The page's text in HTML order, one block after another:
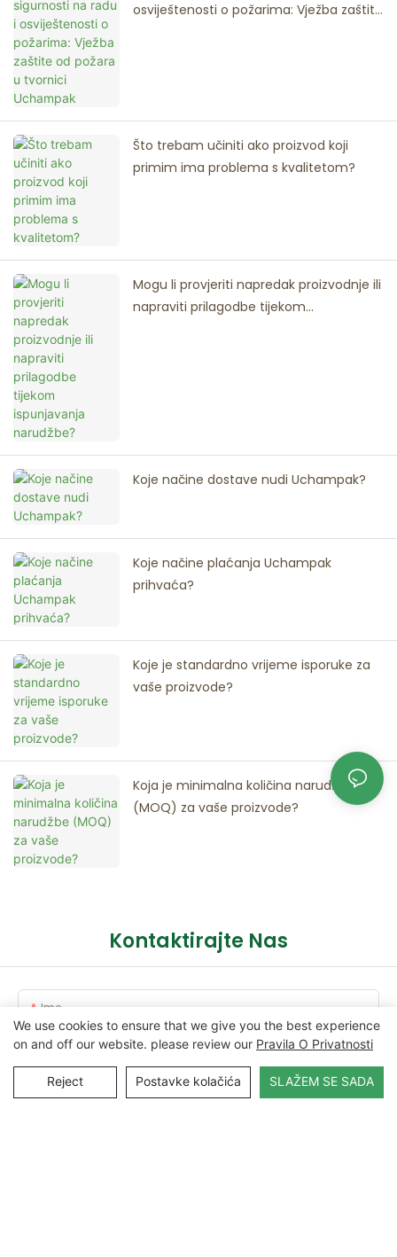
osviještenosti o požarima: Vježba zaštite
Što trebam učiniti ako proizvod koji
primim ima problema s kvalitetom?
Mogu li provjeriti napredak proizvodnje ili
napraviti prilagodbe tijekom
Koje načine dostave nudi Uchampak?
Koje načine plaćanja Uchampak
prihvaća?
Koje je standardno vrijeme isporuke za
vaše proizvode?
Koja je minimalna količina narudžbe
(MOQ) za vaše proizvode?
Kontaktirajte Nas
Ime
Sadržaj
We use cookies to ensure that we give you the best experience
on and off our website. please review our Pravila O Privatnosti
Reject Postavke kolačića SLAŽEM SE SADA